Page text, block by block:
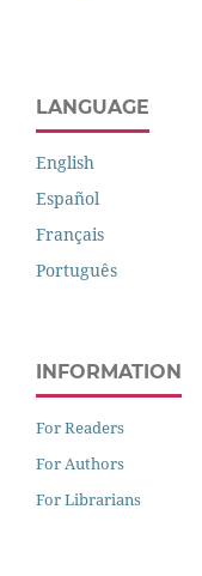
LANGUAGE
English
Español
Français
Português
INFORMATION
For Readers
For Authors
For Librarians